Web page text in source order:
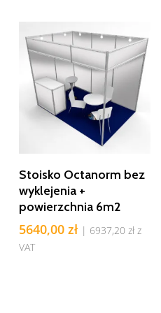
Dodaj Do Koszyka
Stoisko Octanorm bez
wyklejenia +
powierzchnia 6m2
5640,00 zł | 6937,20 złz
VAT